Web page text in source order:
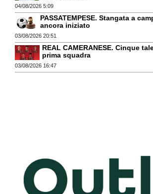
04/08/2026 5:09
PASSATEMPESE. Stangata a
ancora iniziato
03/08/2026 20:51
REAL CAMERANESE. Cinque
prima squadra
03/08/2026 16:47